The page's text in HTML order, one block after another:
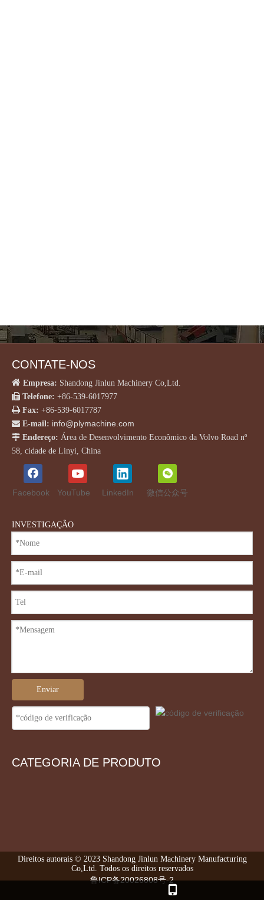
CONTATE-NOS
 Empresa: Shandong Jinlun Machinery Co,Ltd.
 Telefone: +86-539-6017977
Fax: +86-539-6017787
 E-mail: info@plymachine.com
 Endereço: Área de Desenvolvimento Econômico da Volvo Road nº
58, cidade de Linyi, China
Facebook YouTube LinkedIn 微信公众号
INVESTIGAÇÃO
Enviar
CATEGORIA DE PRODUTO
Direitos autorais © 2023 Shandong Jinlun Machinery Manufacturing
Co,Ltd. Todos os direitos reservados
鲁ICP备20026808号-2